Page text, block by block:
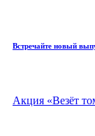
Встречайте новый
Акция «Везёт